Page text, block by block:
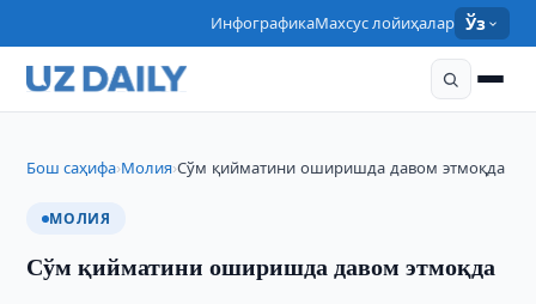
ИнфографикаМахсус лойиҳалар Ўз
Бош саҳифа›Молия›Сўм қийматини оширишда давом этмоқда
МОЛИЯ
Сўм қийматини оширишда давом этмоқда